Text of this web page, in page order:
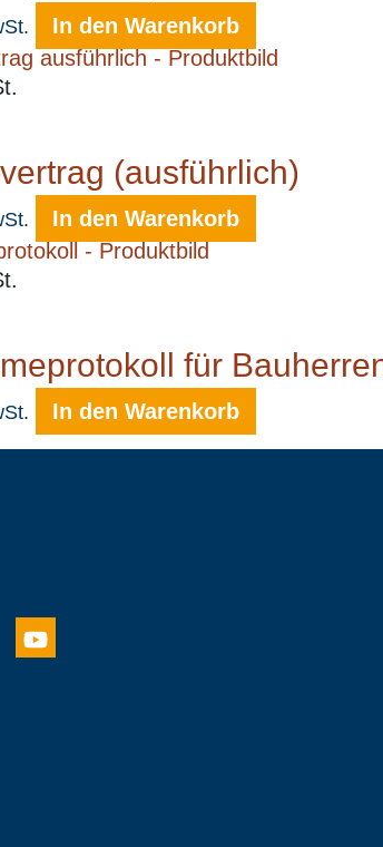
In den Warenkorb
(ausführlich)
In den Warenkorb
für
In den Warenkorb